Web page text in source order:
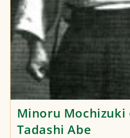
Minoru
Tadashi Abe